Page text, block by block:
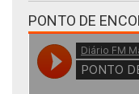
PONTO DE